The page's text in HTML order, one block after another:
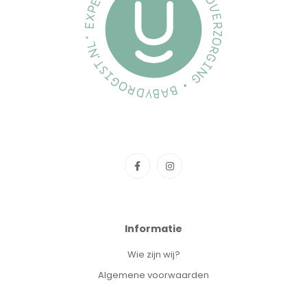
Informatie
Wie zijn wij?
Algemene voorwaarden